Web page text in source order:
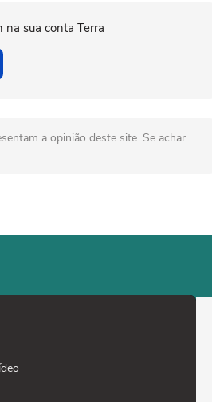
sua conta Terra
a opinião deste site. Se achar